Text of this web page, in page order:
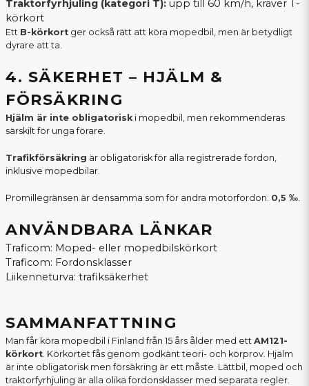
Traktorfyrhjuling (kategori T): upp till 60 km/h, kräver T-
körkort
Ett B-körkort ger också rätt att köra mopedbil, men är betydligt
dyrare att ta.
4. SÄKERHET – HJÄLM &
FÖRSÄKRING
Hjälm är inte obligatoriski mopedbil, men rekommenderas
särskilt för unga förare.
Trafikförsäkring är obligatorisk för alla registrerade fordon,
inklusive mopedbilar.
Promillegränsen är densamma som för andra motorfordon: 0,5 ‰.
ANVÄNDBARA LÄNKAR
Traficom: Moped- eller mopedbilskörkort
Traficom: Fordonsklasser
Liikenneturva: trafiksäkerhet
SAMMANFATTNING
Man får köra mopedbil i Finland från 15 års ålder med ett AM121-
körkort. Körkortet fås genom godkänt teori- och körprov. Hjälm
är inte obligatorisk men försäkring är ett måste. Lättbil, moped och
traktorfyrhjuling är alla olika fordonsklasser med separata regler.